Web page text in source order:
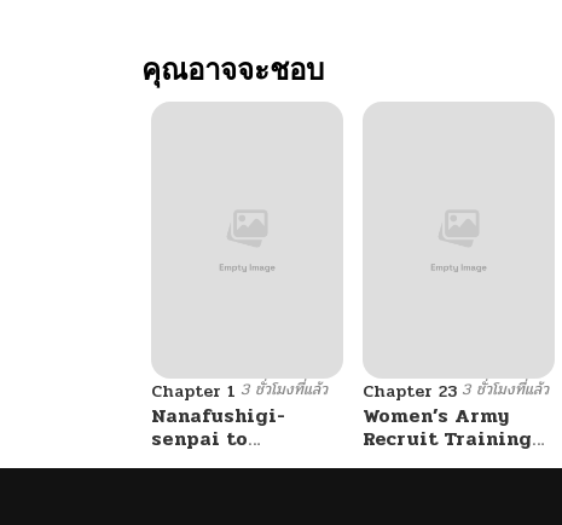
ตอนที่ 21
ตอนที่ 17
ตอนที่ 16
คุณอาจจะชอบ
Chapter 1 3 ชั่วโมงที่แล้ว
Nanafushigi-
senpai to
Tetsujin-kun
Chapter 23 3 ชั่วโมงที่แล้ว
Women’s Army
Recruit Training
Center